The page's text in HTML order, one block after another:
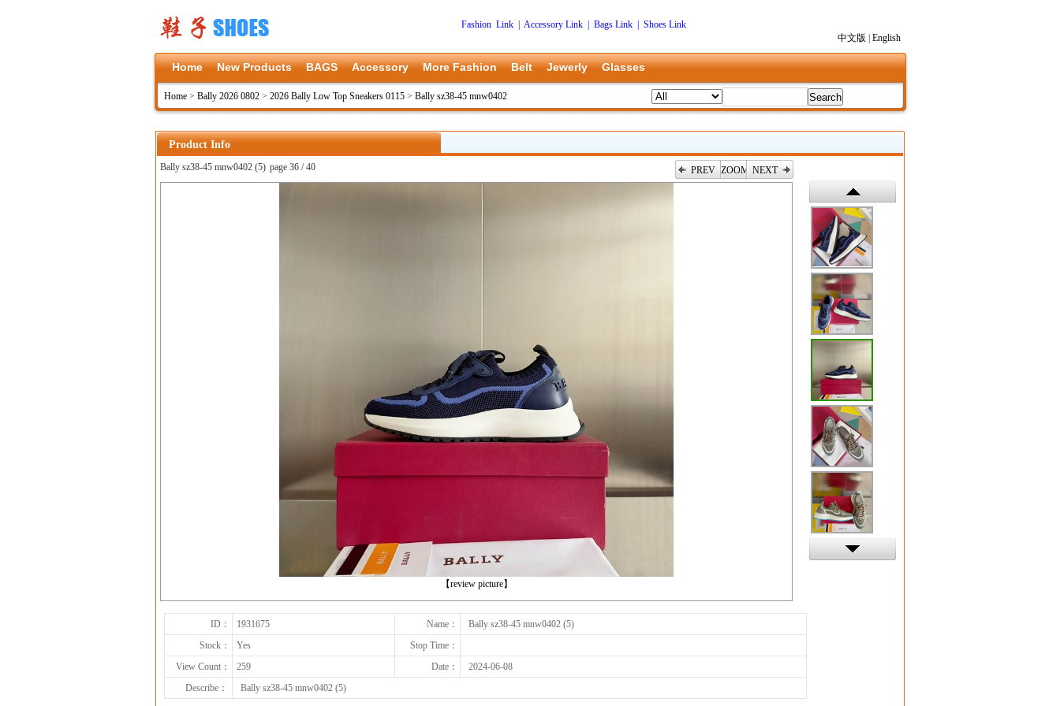
Fashion Link Accessory Link| Bags Link| Shoes Link
中文版
English
Home New Products BAGS Accessory More Fashion Belt Jewerly Glasses
Home > Bally 2026 0802 > 2026 Bally Low Top Sneakers 0115 > Bally sz38-45 mnw0402
Product Info
Bally sz38-45 mnw0402 (5) page 36 / 40 PREV ZOOM NEXT
【review picture】
下一张
ID： 1931675 Name：
Bally sz38-45 mnw0402 (5)
Stock：
Yes
Stop Time：
View Count：
259 Date：
2024-06-08
Describe：
Bally sz38-45 mnw0402 (5)